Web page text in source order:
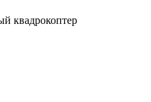
квадрокоптер